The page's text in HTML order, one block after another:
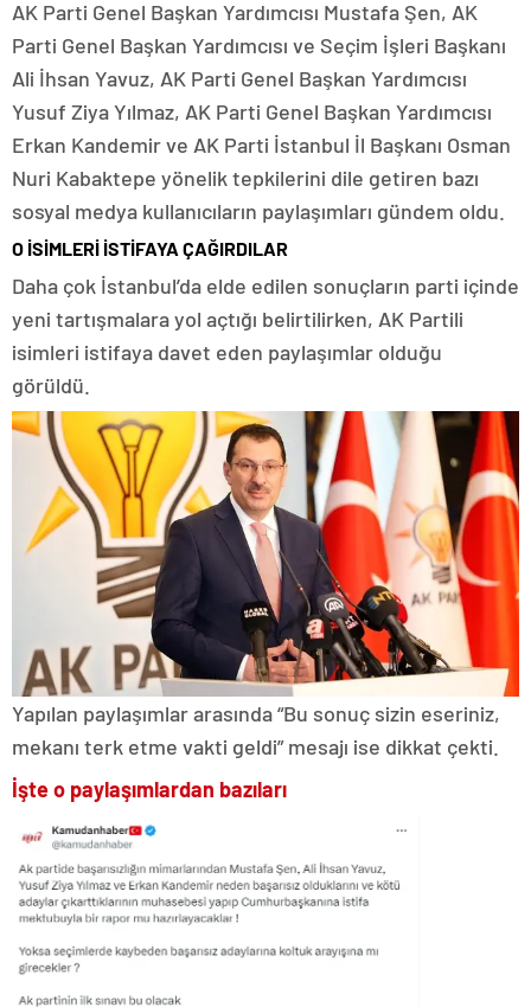
AK Parti Genel Başkan Yardımcısı Mustafa Şen, AK
Parti Genel Başkan Yardımcısı ve Seçim İşleri Başkanı
Ali İhsan Yavuz, AK Parti Genel Başkan Yardımcısı
Yusuf Ziya Yılmaz, AK Parti Genel Başkan Yardımcısı
Erkan Kandemir ve AK Parti İstanbul İl Başkanı Osman
Nuri Kabaktepe yönelik tepkilerini dile getiren bazı
sosyal medya kullanıcıların paylaşımları gündem oldu.
O İSİMLERİ İSTİFAYA ÇAĞIRDILAR
Daha çok İstanbul’da elde edilen sonuçların parti içinde
yeni tartışmalara yol açtığı belirtilirken, AK Partili
isimleri istifaya davet eden paylaşımlar olduğu
görüldü.
Yapılan paylaşımlar arasında “Bu sonuç sizin eseriniz,
mekanı terk etme vakti geldi” mesajı ise dikkat çekti.
İşte o paylaşımlardan bazıları